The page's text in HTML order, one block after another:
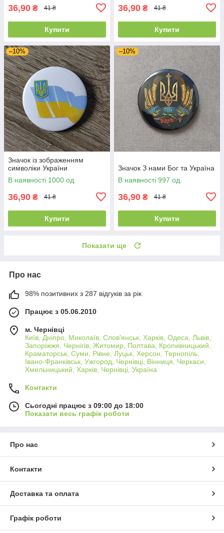
36,90 ₴ 41 ₴
Купити
36,90 ₴ 41 ₴
Купити
–10%
Значок із зображенням
символіки України
В наявності 1000 од.
36,90 ₴ 41 ₴
Купити
–10%
Значок З нами Бог та Україна
В наявності 997 од.
36,90 ₴ 41 ₴
Купити
Показати ще
Про нас
98% позитивних з 287 відгуків за рік
Працює з 05.06.2010
м. Чернівці
Київ, Дніпро, Миколаїв, Слов'янськ, Харків, Одеса, Львів,
Запоріжжя, Чернігів, Житомир, Полтава, Кропивницький,
Краматорськ, Суми, Рівне, Луцьк, Херсон, Тернопіль,
Івано-Франківськ, Ужгород, Чернівці, Вінниця, Черкаси,
Хмельницький, Харків, Чернівці, Україна
Контакти
Сьогодні працює з 09:00 до 18:00
Показати весь графік роботи
Про нас
Контакти
Доставка та оплата
Графік роботи